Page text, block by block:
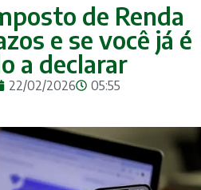
de Renda
e se você já é
a declarar
22/02/2026 05:55